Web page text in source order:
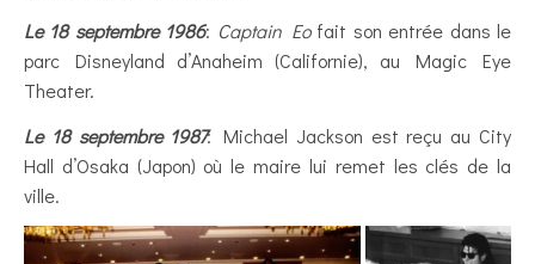
Le 18 septembre 1986: Captain Eofait son entrée dans le
parc Disneyland d’Anaheim (Californie), au Magic Eye
Theater.
Le 18 septembre 1987: Michael Jackson est reçu au City
Hall d’Osaka (Japon) où le maire lui remet les clés de la
ville.